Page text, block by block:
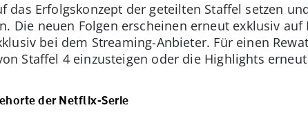
das Erfolgskonzept der geteilten Staffel setzen
Die neuen Folgen erscheinen erneut exklusiv
bei dem Streaming-Anbieter. Für einen
Staffel 4 einzusteigen oder die Highlights
der Netflix-Serie